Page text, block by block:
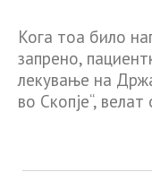
Кога тоа било
запрено,
лекување на
во Скопје“,